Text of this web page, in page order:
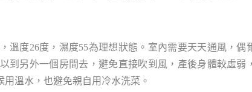
溫度26度，濕度55為理想狀態。室內需要天天通風，偶
到另外一個房間去，避免直接吹到風，產後身體較虛弱，
溫水，也避免親自用冷水洗菜。